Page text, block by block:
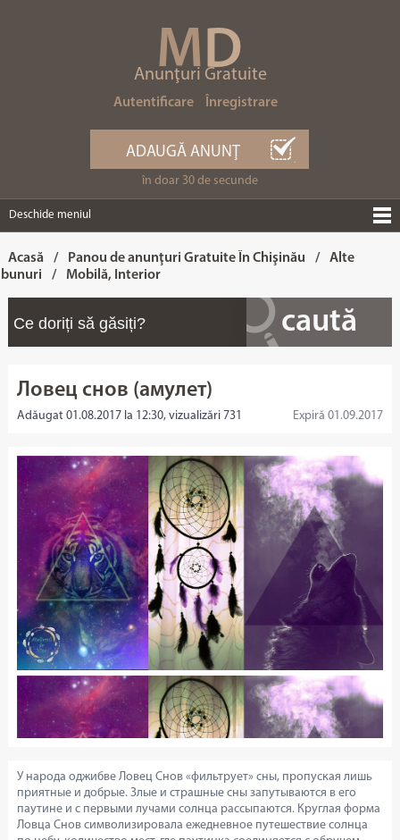
MD
Anunţuri Gratuite
Autentificare Înregistrare
ADAUGĂ ANUNŢ
în doar 30 de secunde
Deschide meniul
Acasă / Panou de anunţuri Gratuite În Chişinău /
Alte
bunuri
/ Mobilă, Interior
Ловец снов (амулет)
Adăugat 01.08.2017 la 12:30, vizualizări 731 Expiră 01.09.2017
У народа оджибве Ловец Снов «фильтрует» сны, пропуская лишь
приятные и добрые. Злые и страшные сны запутываются в его
паутине и с первыми лучами солнца рассыпаются. Круглая форма
Ловца Снов символизировала ежедневное путешествие солнца